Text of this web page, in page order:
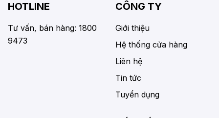
HOTLINE
Tư vấn, bán hàng: 1800
9473
CÔNG TY
Giới thiệu
Hệ thống cửa hàng
Liên hệ
Tin tức
Tuyển dụng